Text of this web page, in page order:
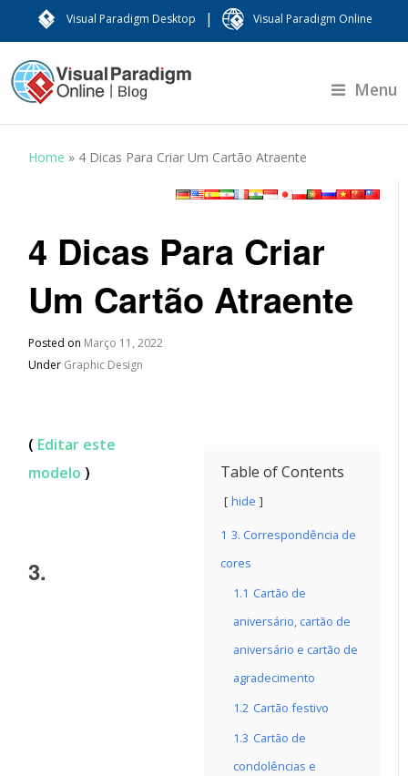
Visual Paradigm Desktop | Visual Paradigm Online
Menu
Home » 4 Dicas Para Criar Um Cartão Atraente
4 Dicas Para Criar
Um Cartão Atraente
Posted on Março 11, 2022
Under Graphic Design
Table of Contents
hide
1 3. Correspondência de
cores
1.1 Cartão de
aniversário, cartão de
aniversário e cartão de
agradecimento
1.2 Cartão festivo
1.3 Cartão de
condolências e
( Editar este
modelo )
3.